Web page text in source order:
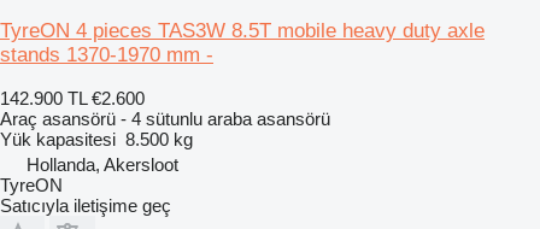
TyreON 4 pieces TAS3W 8.5T mobile heavy duty axle
stands 1370-1970 mm -
142.900 TL €2.600
Araç asansörü - 4 sütunlu araba asansörü
Yük kapasitesi 8.500 kg
Hollanda, Akersloot
TyreON
Satıcıyla iletişime geç